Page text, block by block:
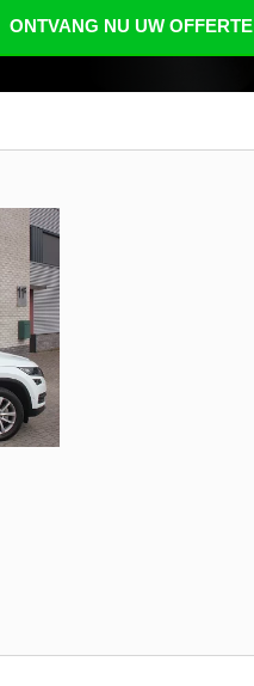
ONTVANG NU UW OFFERTE